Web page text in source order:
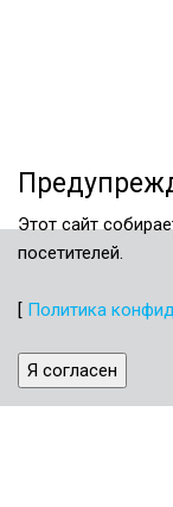
Этот сайт
посетителей.
[ Политика
Я согласен